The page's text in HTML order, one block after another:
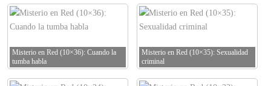
Misterio en Red (10×36): Cuando la
tumba habla
Misterio en Red (10×35): Sexualidad
criminal